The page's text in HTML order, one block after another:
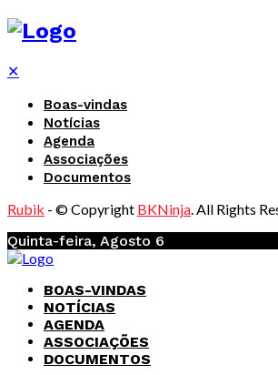
✕
Boas-vindas
Notícias
Agenda
Associações
Documentos
Rubik - © Copyright BKNinja. All Rights
Quinta-feira, Agosto 6
BOAS-VINDAS
NOTÍCIAS
AGENDA
ASSOCIAÇÕES
DOCUMENTOS